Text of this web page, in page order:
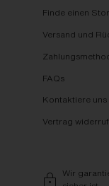
Finde einen
Versand und
FAQs
Kontaktiere uns
Vertrag
Wir